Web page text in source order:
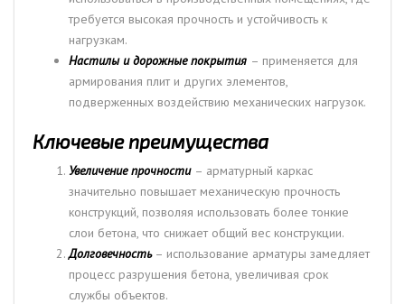
требуется высокая прочность и устойчивость к
нагрузкам.
Настилы и дорожные покрытия – применяется для
армирования плит и других элементов,
подверженных воздействию механических нагрузок.
Ключевые преимущества
Увеличение прочности – арматурный каркас
значительно повышает механическую прочность
конструкций, позволяя использовать более тонкие
слои бетона, что снижает общий вес конструкции.
Долговечность– использование арматуры замедляет
процесс разрушения бетона, увеличивая срок
службы объектов.